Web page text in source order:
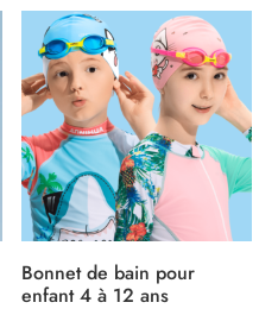
Bonnet de bain pour
enfant 4 à 12 ans